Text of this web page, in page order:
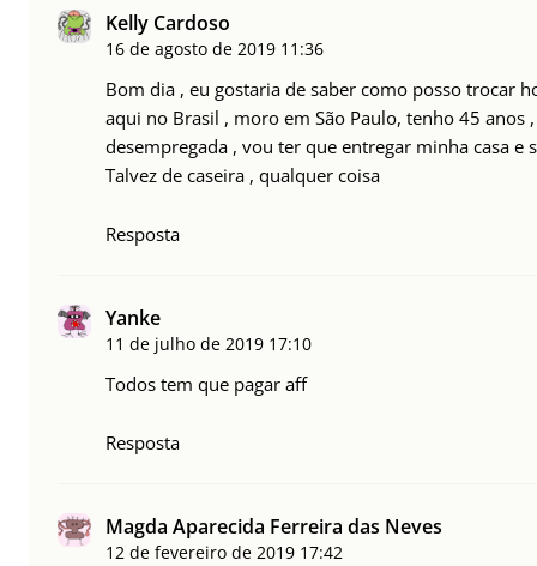
Kelly Cardoso
16 de agosto de 2019 11:36
Bom dia , eu gostaria de saber como posso trocar
aqui no Brasil , moro em São Paulo, tenho 45 anos
desempregada , vou ter que entregar minha casa e
Talvez de caseira , qualquer coisa
Resposta
Yanke
11 de julho de 2019 17:10
Todos tem que pagar aff
Resposta
Magda Aparecida Ferreira das Neves
12 de fevereiro de 2019 17:42